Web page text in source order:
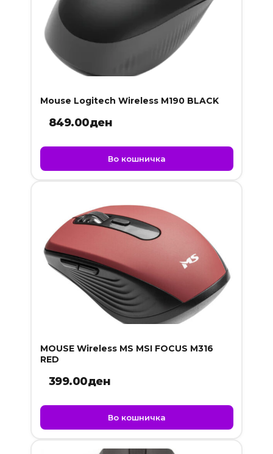
Mouse Logitech Wireless M190 BLACK
849.00ден
Во кошничка
MOUSE Wireless MS MSI FOCUS M316
RED
399.00ден
Во кошничка